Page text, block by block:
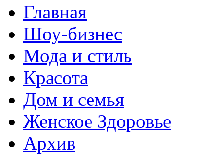
Главная
Шоу-бизнес
Мода и стиль
Красота
Дом и семья
Женское Здоровье
Архив